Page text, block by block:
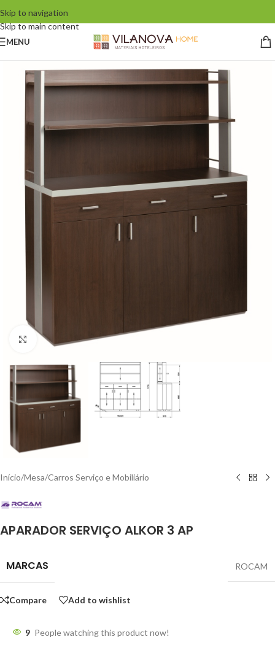
Skip to navigation
Skip to main content
MENU
Click to enlarge
Início/Mesa/Carros Serviço e Mobiliário
APARADOR SERVIÇO ALKOR 3 AP
MARCAS ROCAM
Compare Add to wishlist
9 People watching this product now!